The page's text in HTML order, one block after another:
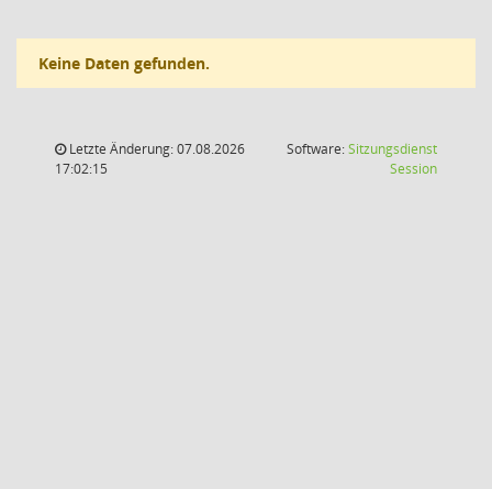
Keine Daten gefunden.
Letzte Änderung: 07.08.2026
17:02:15
Software:Sitzungsdienst
Session(Wird in